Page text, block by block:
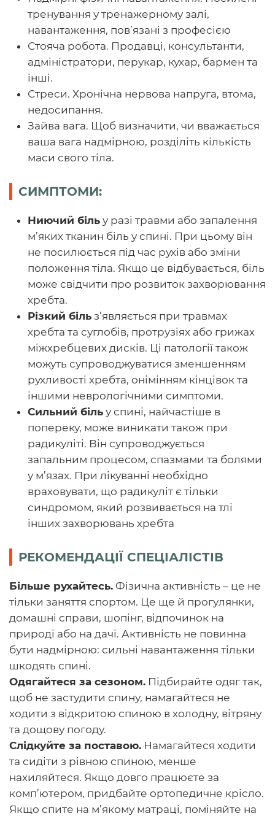
тренування у тренажерному залі,
навантаження, пов’язані з професією
Стояча робота. Продавці, консультанти,
адміністратори, перукар, кухар, бармен та
інші.
Стреси. Хронічна нервова напруга, втома,
недосипання.
Зайва вага. Щоб визначити, чи вважається
ваша вага надмірною, розділіть кількість
маси свого тіла.
СИМПТОМИ:
Ниючий біль у разі травми або запалення
м’яких тканин біль у спині. При цьому він
не посилюється під час рухів або зміни
положення тіла. Якщо це відбувається, біль
може свідчити про розвиток захворювання
хребта.
Різкий біль з’являється при травмах
хребта та суглобів, протрузіях або грижах
міжхребцевих дисків. Ці патології також
можуть супроводжуватися зменшенням
рухливості хребта, онімінням кінцівок та
іншими неврологічними симптоми.
Сильний біль у спині, найчастіше в
попереку, може виникати також при
радикуліті. Він супроводжується
запальним процесом, спазмами та болями
у м’язах. При лікуванні необхідно
враховувати, що радикуліт є тільки
синдромом, який розвивається на тлі
інших захворювань хребта
РЕКОМЕНДАЦІЇ СПЕЦІАЛІСТІВ
Більше рухайтесь. Фізична активність – це не
тільки заняття спортом. Це ще й прогулянки,
домашні справи, шопінг, відпочинок на
природі або на дачі. Активність не повинна
бути надмірною: сильні навантаження тільки
шкодять спині.
Одягайтеся за сезоном. Підбирайте одяг так,
щоб не застудити спину, намагайтеся не
ходити з відкритою спиною в холодну, вітряну
та дощову погоду.
Слідкуйте за поставою. Намагайтеся ходити
та сидіти з рівною спиною, менше
нахиляйтеся. Якщо довго працюєте за
комп’ютером, придбайте ортопедичне крісло.
Якщо спите на м’якому матраці, поміняйте на